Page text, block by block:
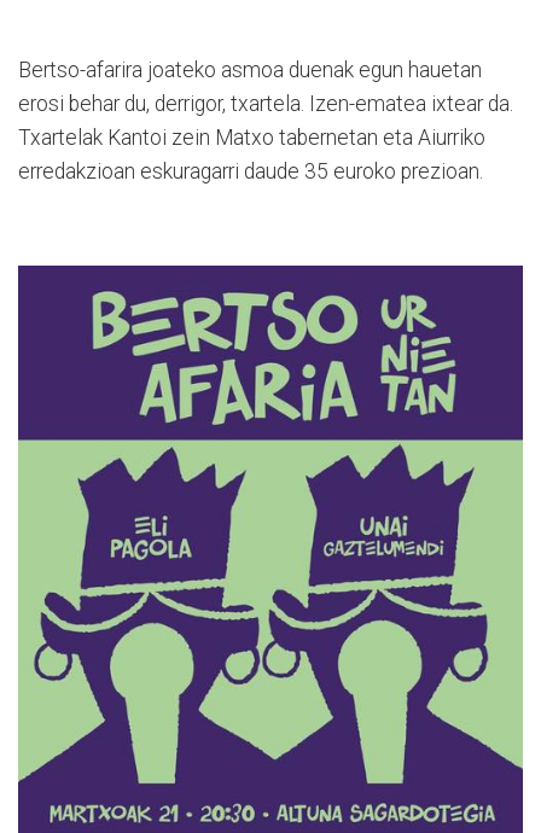
Bertso-afarira joateko asmoa duenak egun hauetan
erosi behar du, derrigor, txartela. Izen-ematea ixtear da.
Txartelak Kantoi zein Matxo tabernetan eta Aiurriko
erredakzioan eskuragarri daude 35 euroko prezioan.